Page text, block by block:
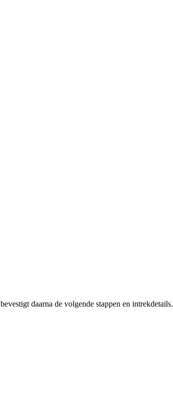
daarna de volgende stappen en intrekdetails.